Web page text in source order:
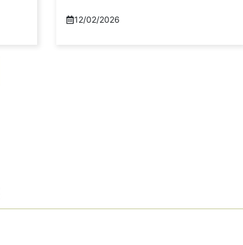
12/02/2026